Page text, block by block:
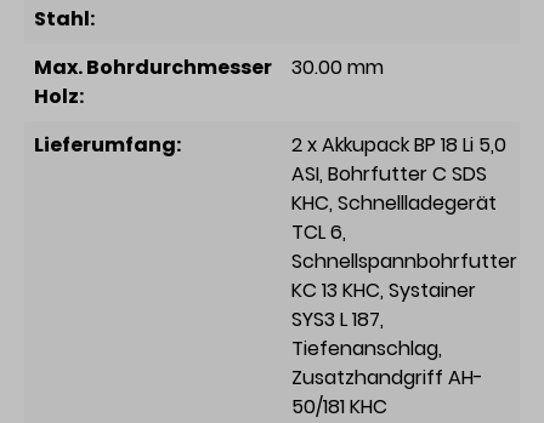
Stahl:
Max. Bohrdurchmesser
Holz:
30.00 mm
Lieferumfang:
2 x Akkupack BP 18 Li 5,0
ASI, Bohrfutter C SDS
KHC, Schnellladegerät
TCL 6,
Schnellspannbohrfutter
KC 13 KHC, Systainer
SYS3 L 187,
Tiefenanschlag,
Zusatzhandgriff AH-
50/181 KHC